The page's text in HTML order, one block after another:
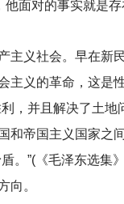
面对的事实就是存
主义社会。早在新
主义的革命，这
，并且解决了土
和帝国主义国家
。”(《毛泽东选
向。